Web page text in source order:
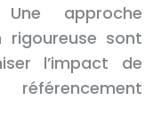
approche
sont
l’impact de